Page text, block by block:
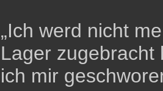
„Ich werd nicht
Lager zugebracht
ich mir